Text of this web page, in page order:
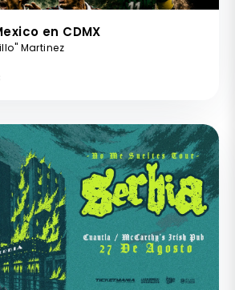
en CDMX
Martinez